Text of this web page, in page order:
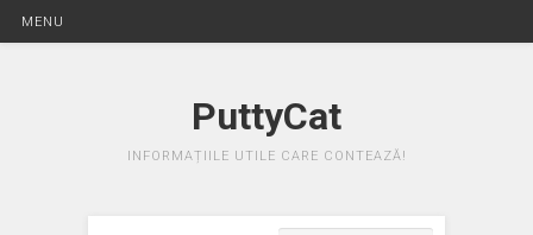
MENU
PuttyCat
INFORMAȚIILE UTILE CARE CONTEAZĂ!